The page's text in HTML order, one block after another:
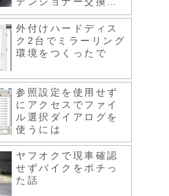
スロットルボディ清
掃など
外付けハードディス
ク2台でミラーリング
環境をつくったで
参照設定を使用せず
にアクセスでファイ
ル選択ダイアログを
使うには
ヤフオクで現車確認
せずバイクをポチっ
た話